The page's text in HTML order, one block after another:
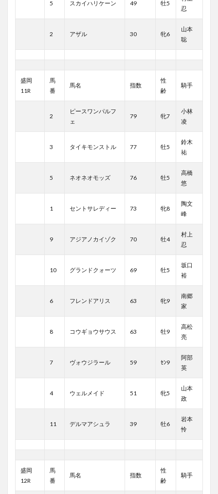
5 スカイハリケーン 49 牡5
忍
2 アザル 30 牝6
山本
聡
盛岡
11R
馬
番
馬名 指数
性
齢
騎手
2
ピースワンパルフ
ェ
79 牝7
小林
凌
3 タイキモンストル 77 牡5
鈴木
祐
5 ネオネオモッズ 76 牡5
高橋
悠
1 セントサレディー 73 牝8
陶文
峰
9 アジアノカイゾク 70 牡4
村上
忍
10 グランドクォーツ 69 牡5
坂口
裕
6 フレンドアリス 63 牝9
南郷
家
8 コウギョウサウス 63 牡9
高松
亮
7 ヴォウジラール 59 ｾﾝ9
阿部
英
4 ウェルメイド 51 牝5
山本
政
11 デルマアシュラ 39 牡6
岩本
怜
盛岡
12R
馬
番
馬名 指数
性
齢
騎手